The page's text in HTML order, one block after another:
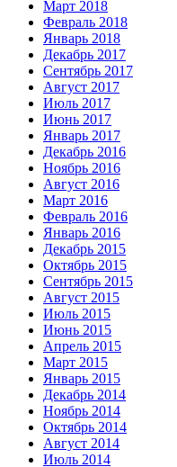
Март 2018
Февраль 2018
Январь 2018
Декабрь 2017
Сентябрь 2017
Август 2017
Июль 2017
Июнь 2017
Январь 2017
Декабрь 2016
Ноябрь 2016
Август 2016
Март 2016
Февраль 2016
Январь 2016
Декабрь 2015
Октябрь 2015
Сентябрь 2015
Август 2015
Июль 2015
Июнь 2015
Апрель 2015
Март 2015
Январь 2015
Декабрь 2014
Ноябрь 2014
Октябрь 2014
Август 2014
Июль 2014